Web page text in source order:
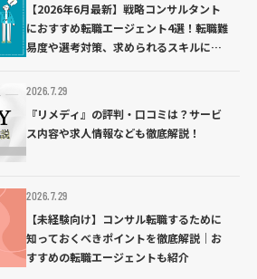
【2026年6月最新】戦略コンサルタント
におすすめ転職エージェント4選！転職難
易度や選考対策、求められるスキルにつ
2026.7.29
『リメディ』の評判・口コミは？サービ
ス内容や求人情報なども徹底解説！
2026.7.29
【未経験向け】コンサル転職するために
知っておくべきポイントを徹底解説｜お
すすめの転職エージェントも紹介